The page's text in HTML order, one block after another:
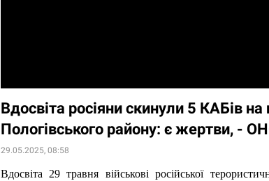
Вдосвіта росіяни скинули 5 КАБів на
Пологівського району: є жертви, -
29.05.2025, 08:58
Вдосвіта 29 травня військові російської